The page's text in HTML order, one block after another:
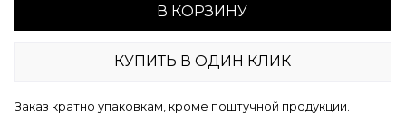
В КОРЗИНУ
КУПИТЬ В ОДИН КЛИК
Заказ кратно упаковкам, кроме поштучной продукции.